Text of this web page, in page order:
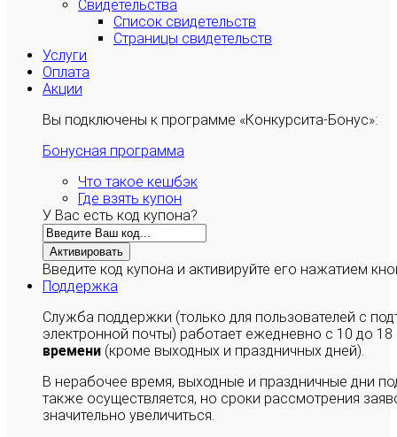
Свидетельства
Список свидетельств
Страницы свидетельств
Услуги
Оплата
Акции
Вы подключены к программе «Конкурсита-Бонус»:
Бонусная программа
Что такое кешбэк
Где взять купон
У Вас есть код купона?
Активировать
Введите код купона и активируйте его нажатием
Поддержка
Служба поддержки (только для пользователей с
электронной почты) работает ежедневно с 10 до
времени (кроме выходных и праздничных дней).
В нерабочее время, выходные и праздничные дни
также осуществляется, но сроки рассмотрения
значительно увеличиться.